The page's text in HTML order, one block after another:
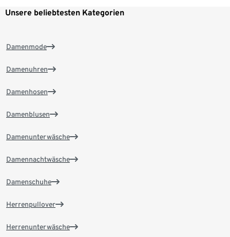
Unsere beliebtesten Kategorien
Damenmode
Damenuhren
Damenhosen
Damenblusen
Damenunterwäsche
Damennachtwäsche
Damenschuhe
Herrenpullover
Herrenunterwäsche